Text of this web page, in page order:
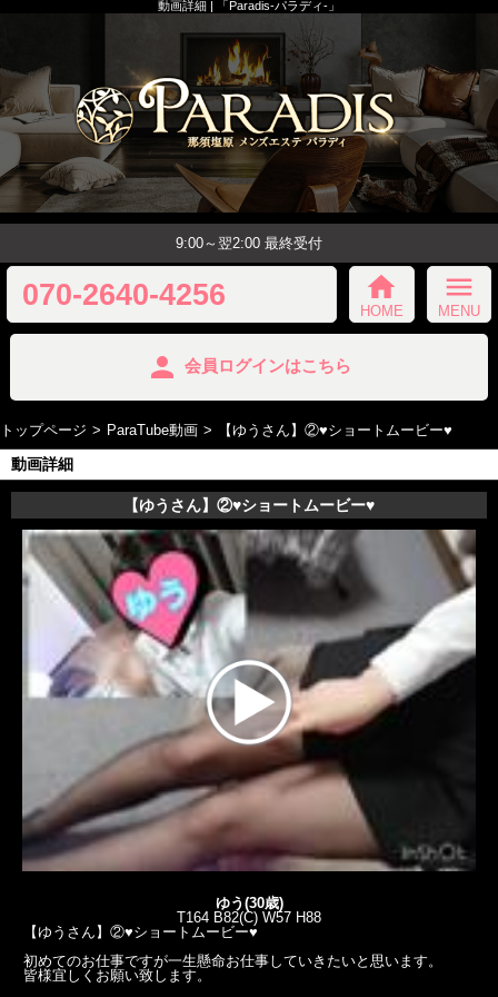
動画詳細 | 「Paradis-パラディ-」
9:00～翌2:00 最終受付
070-2640-4256 home
HOME
menu
MENU
person 会員ログインはこちら
トップページ ParaTube動画 【ゆうさん】②♥️ショートムービー♥️
動画詳細
【ゆうさん】②♥️ショートムービー♥️
ゆう(30歳)
T164 B82(C) W57 H88
【ゆうさん】②♥️ショートムービー♥️
初めてのお仕事ですが一生懸命お仕事していきたいと思います。
皆様宜しくお願い致します。